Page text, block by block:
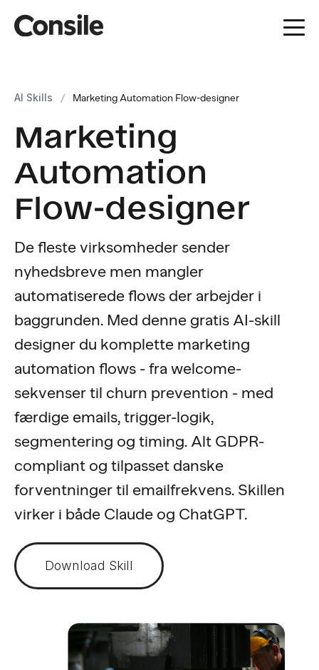
AI Skills / Marketing Automation Flow-designer
Marketing
Automation
Flow-designer
De fleste virksomheder sender
nyhedsbreve men mangler
automatiserede flows der arbejder i
baggrunden. Med denne gratis AI-skill
designer du komplette marketing
automation flows - fra welcome-
sekvenser til churn prevention - med
færdige emails, trigger-logik,
segmentering og timing. Alt GDPR-
compliant og tilpasset danske
forventninger til emailfrekvens. Skillen
virker i både Claude og ChatGPT.
Download Skill